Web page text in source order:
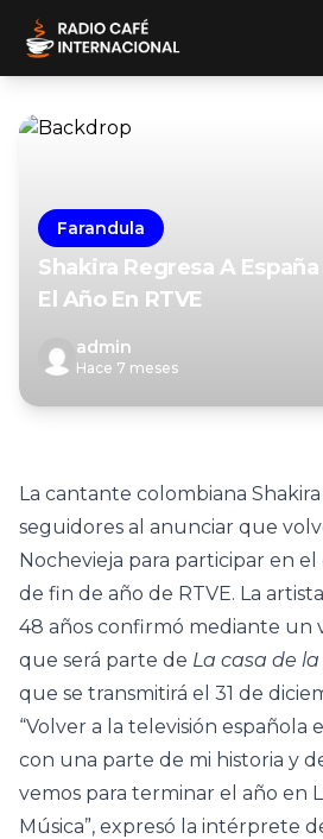
Farandula
Shakira Regresa A
El Año En RTVE
admin
Hace 7 meses
La cantante colombiana
seguidores al anunciar que
Nochevieja para participar en el
de fin de año de RTVE. La
48 años confirmó mediante un
que será parte de La casa de
que se transmitirá el 31 de
“Volver a la televisión española
con una parte de mi historia y
vemos para terminar el año en
Música”, expresó la intérprete